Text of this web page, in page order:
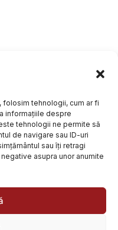
folosim tehnologii, cum ar fi
informațiile despre
tehnologii ne permite să
de navigare sau ID-uri
sau îți retragi
asupra unor anumite
rezervate. Site creat de